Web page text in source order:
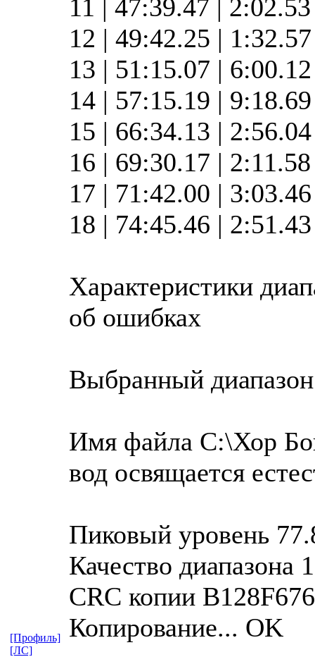
11 | 47:39.47 |
12 | 49:42.25 |
13 | 51:15.07 |
14 | 57:15.19 |
15 | 66:34.13 |
16 | 69:30.17 |
17 | 71:42.00 |
18 | 74:45.46 |
Характеристики
об ошибках
Выбранный диапазон
Имя файла C:\Хор
вод освящается
Пиковый уровень
Качество диапазона
CRC копии B128F676
Копирование... OK
[Профиль]
[ЛС]